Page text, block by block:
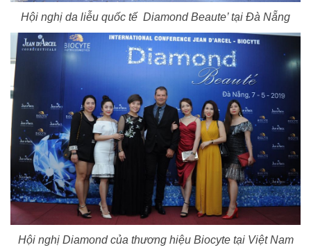
Hội nghị da liễu quốc tế Diamond Beaute’ tại Đà Nẵng
Hội nghị Diamond của thương hiệu Biocyte tại Việt Nam